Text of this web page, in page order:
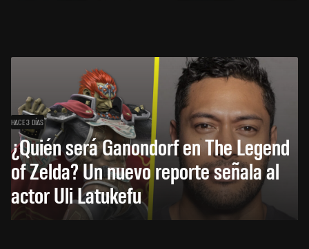
HACE 3 DÍAS
¿Quién será Ganondorf en The Legend
of Zelda? Un nuevo reporte señala al
actor Uli Latukefu